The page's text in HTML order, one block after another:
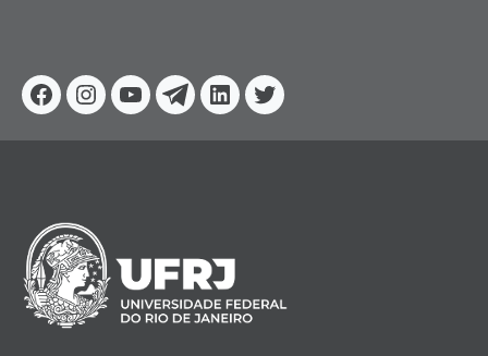
Facebook
Instagram
YoutubeTelegram
Linkedin
Twitter